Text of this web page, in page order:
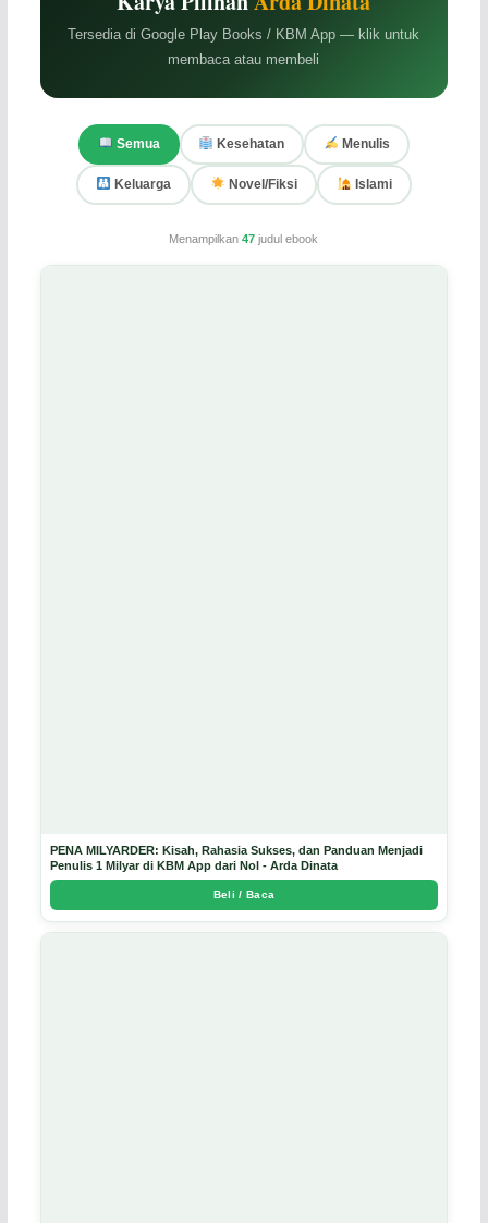
Tersedia di Google Play Books / KBM App — klik untuk
membaca atau membeli
Semua Kesehatan Menulis
Keluarga Novel/Fiksi Islami
Menampilkan47 judul ebook
PENA MILYARDER: Kisah, Rahasia Sukses, dan Panduan Menjadi
Penulis 1 Milyar di KBM App dari Nol - Arda Dinata
Beli / Baca